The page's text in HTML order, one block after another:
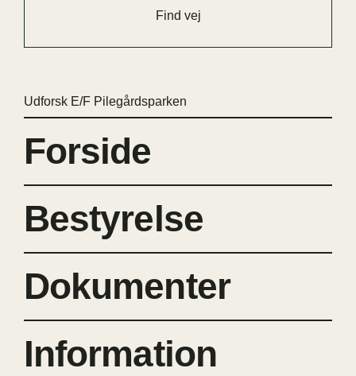
Find vej
Udforsk E/F Pilegårdsparken
Forside
Bestyrelse
Dokumenter
Information